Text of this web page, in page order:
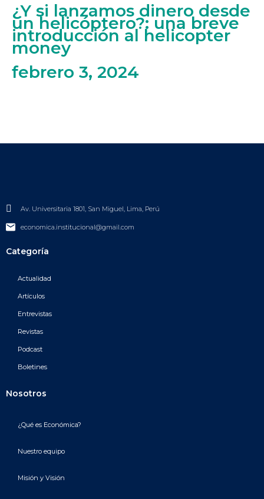
¿Y si lanzamos dinero desde
un helicóptero?: una breve
introducción al helicopter
money
febrero 3, 2024
Av. Universitaria 1801, San Miguel, Lima, Perú
economica.institucional@gmail.com
Categoría
Actualidad
Artículos
Entrevistas
Revistas
Podcast
Boletines
Nosotros
¿Qué es Económica?
Nuestro equipo
Misión y Visión